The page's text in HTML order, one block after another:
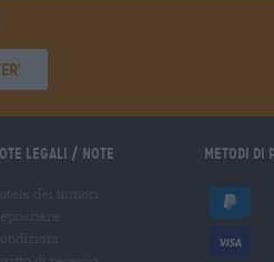
legali / Note Metodi di